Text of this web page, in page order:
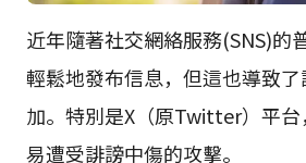
近年隨著社交網絡服務(SNS)的
輕鬆地發布信息，但這也導致
加。特別是X（原Twitter）平台
易遭受誹謗中傷的攻擊。